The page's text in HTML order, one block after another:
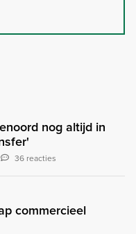
nog altijd in
36 reacties
commercieel